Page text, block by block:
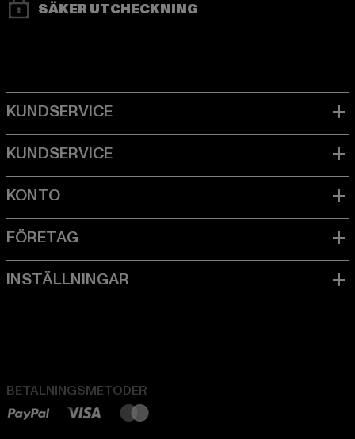
SÄKER UTCHECKNING
BETALNINGSMETODER